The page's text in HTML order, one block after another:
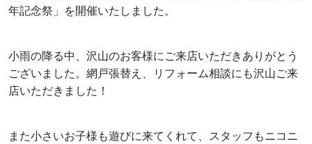
年記念祭」を開催いたしました。
小雨の降る中、沢山のお客様にご来店いただきありがとう
ございました。網戸張替え、リフォーム相談にも沢山ご来
店いただきました！
また小さいお子様も遊びに来てくれて、スタッフもニコニ